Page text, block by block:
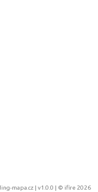
mapa.cz | v1.0.0 | © ifire 2026